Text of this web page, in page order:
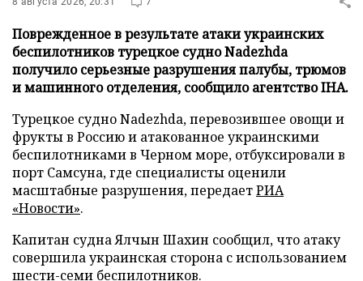
Поврежденное в результате атаки украинских
беспилотников турецкое судно Nadezhda
получило серьезные разрушения палубы, трюмов
и машинного отделения, сообщило агентство IHA.
Турецкое судно Nadezhda, перевозившее овощи и
фрукты в Россию и атакованное украинскими
беспилотниками в Черном море, отбуксировали в
порт Самсуна, где специалисты оценили
масштабные разрушения, передаетРИА
«Новости».
Капитан судна Ялчын Шахин сообщил, что атаку
совершила украинская сторона с использованием
шести-семи беспилотников.